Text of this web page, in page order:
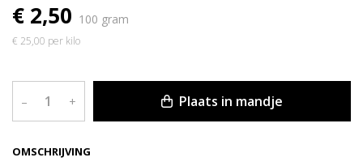
OMSCHRIJVING
€ 2,50 100 gram
€ 25,00 per kilo
– + Plaats in mandje